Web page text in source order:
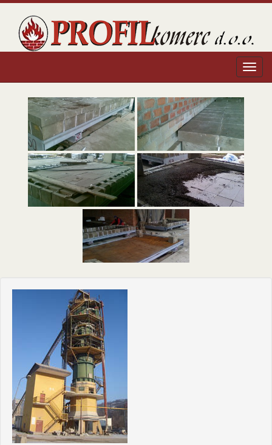
Profil Komerc